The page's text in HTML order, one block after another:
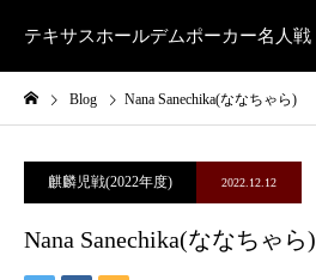
テキサスホールデムポーカー名人戦
Blog Nana Sanechika(ななちゃら)
麒麟児戦(2022年度) 2022.12.12
Nana Sanechika(ななちゃら)